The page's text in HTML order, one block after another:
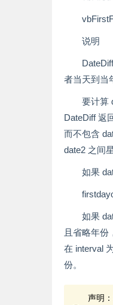
说明
者当天到当
要计算
DateDiff 返
而不包含
date2 之间
如果
如果
且省略年份
在 interval
份。
声明